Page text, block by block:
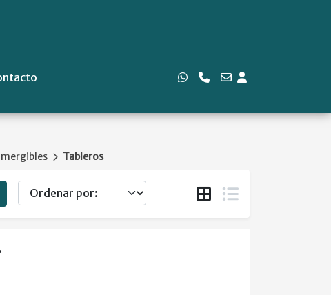
Tableros